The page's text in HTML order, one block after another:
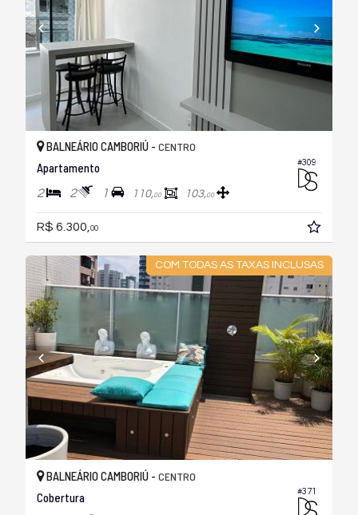
#309
BALNEÁRIO CAMBORIÚ - CENTRO
Apartamento
2 2 1 110,00 103,00
R$ 6.300,00
COM TODAS AS TAXAS INCLUSAS
#371
BALNEÁRIO CAMBORIÚ - CENTRO
Cobertura